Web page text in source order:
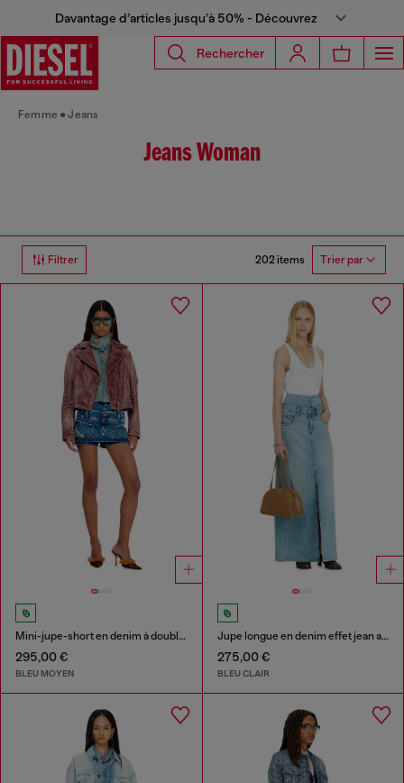
Davantage d’articles jusqu’à 50% - Découvrez
Rechercher
Femme Jeans
Jeans Woman
Filtrer 202 items Trier par
Mini-jupe-short en denim à double taille
295,00 €
BLEU MOYEN
Jupe longue en denim effet jean avec fentes
275,00 €
BLEU CLAIR